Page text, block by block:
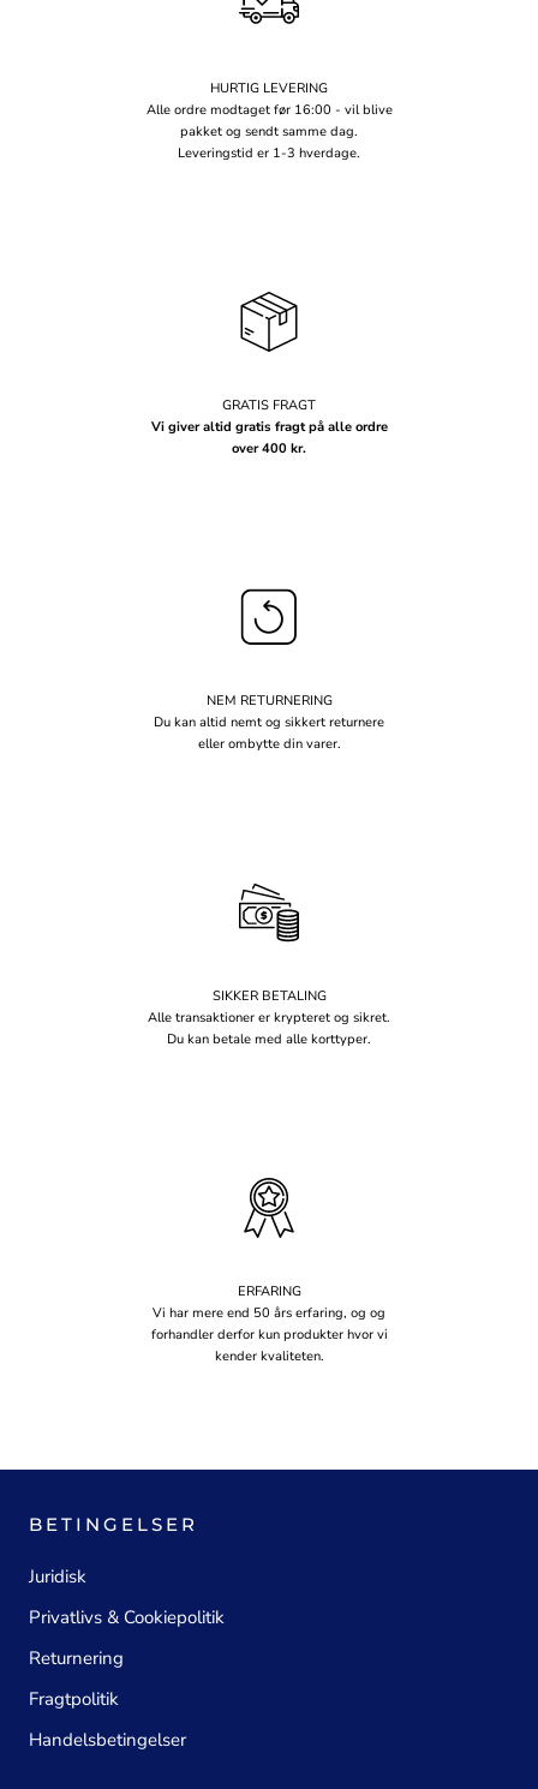
HURTIG LEVERING
Alle ordre modtaget før 16:00 - vil blive
pakket og sendt samme dag.
Leveringstid er 1-3 hverdage.
GRATIS FRAGT
Vi giver altid gratis fragt på alle ordre
over 400 kr.
NEM RETURNERING
Du kan altid nemt og sikkert returnere
eller ombytte din varer.
SIKKER BETALING
Alle transaktioner er krypteret og sikret.
Du kan betale med alle korttyper.
ERFARING
Vi har mere end 50 års erfaring, og og
forhandler derfor kun produkter hvor vi
kender kvaliteten.
BETINGELSER
Juridisk
Privatlivs & Cookiepolitik
Returnering
Fragtpolitik
Handelsbetingelser